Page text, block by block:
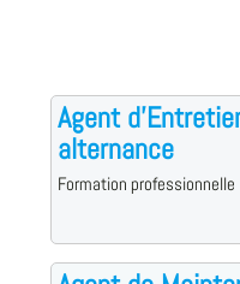
Agent
alternance
Formation professionnelle